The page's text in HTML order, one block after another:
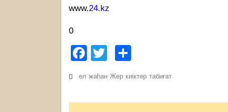
www.24.kz
0
Facebook
Twitter
ел жаһан Жер киіктер табиғат